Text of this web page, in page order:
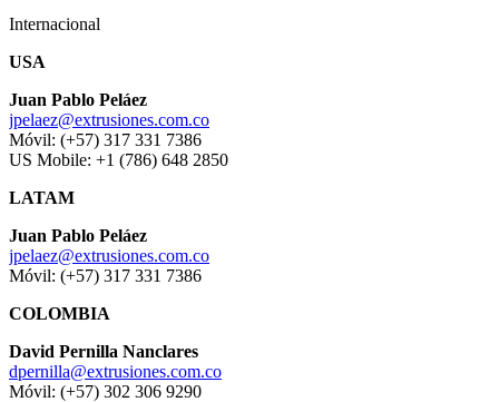
Internacional
USA
Juan Pablo Peláez
jpelaez@extrusiones.com.co
Móvil: (+57) 317 331 7386
US Mobile: +1 (786) 648 2850
LATAM
Juan Pablo Peláez
jpelaez@extrusiones.com.co
Móvil: (+57) 317 331 7386
COLOMBIA
David Pernilla Nanclares
dpernilla@extrusiones.com.co
Móvil: (+57) 302 306 9290